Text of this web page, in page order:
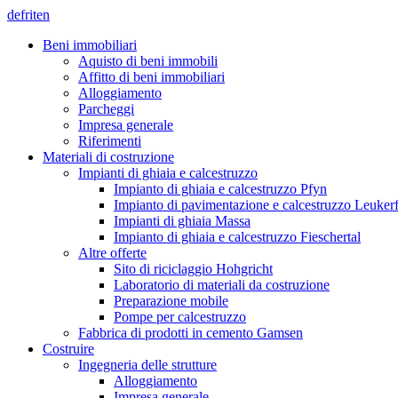
defriten
Beni immobiliari
Aquisto di beni immobili
Affitto di beni immobiliari
Alloggiamento
Parcheggi
Impresa generale
Riferimenti
Materiali di costruzione
Impianti di ghiaia e calcestruzzo
Impianto di ghiaia e calcestruzzo Pfyn
Impianto di pavimentazione e calcestruzzo
Impianti di ghiaia Massa
Impianto di ghiaia e calcestruzzo Fieschertal
Altre offerte
Sito di riciclaggio Hohgricht
Laboratorio di materiali da costruzione
Preparazione mobile
Pompe per calcestruzzo
Fabbrica di prodotti in cemento Gamsen
Costruire
Ingegneria delle strutture
Alloggiamento